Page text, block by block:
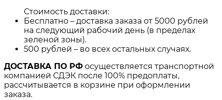
Стоимость доставки:
Бесплатно – доставка заказа от 5000 рублей
на следующий рабочий день (в пределах
зеленой зоны).
500 рублей – во всех остальных случаях.
ДОСТАВКА ПО РФ осуществляется транспортной
компанией СДЭК после 100% предоплаты,
рассчитывается в корзине при оформлении
заказа.